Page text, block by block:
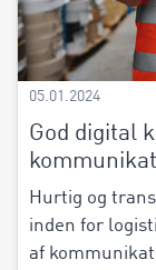
05.01.2024
God digital
Hurtig og
inden for
af